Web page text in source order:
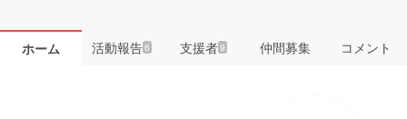
ホーム 活動報告6 支援者9 仲間募集 コメント